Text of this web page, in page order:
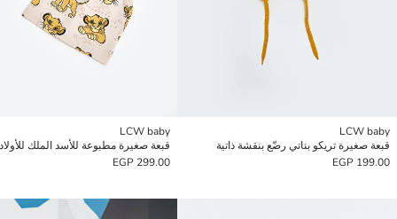
LCW baby
قبعة صغيرة تريكو بناتي رضّع بنقشة ذاتية
199.00 EGP
LCW baby
299.00 EGP